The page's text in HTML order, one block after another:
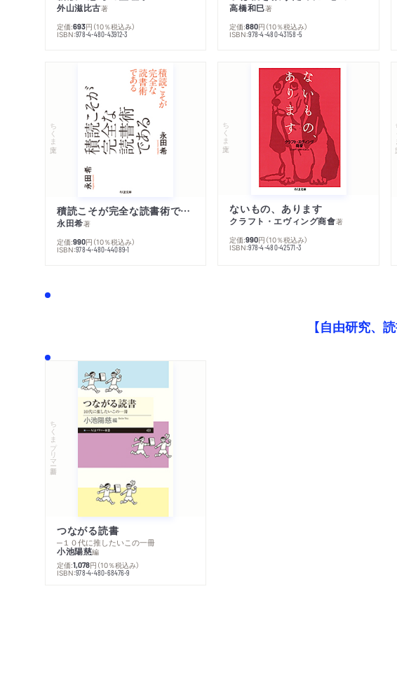
外山滋比古著
定価:693円 （10％税込み）
ISBN:978-4-480-43912-3
高橋和巳著
定価:880円 （10％税込み）
ISBN:978-4-480-43158-5
ちくま文庫
積読こそが完全な読書術である
永田希著
定価:990円 （10％税込み）
ISBN:978-4-480-44089-1
ちくま文庫
ないもの、あります
クラフト・エヴィング商會著
定価:990円 （10％税込み）
ISBN:978-4-480-42571-3
【自由研究、
ちくまプリマー新書
つながる読書
─１０代に推したいこの一冊
小池陽慈編
定価:1,078円 （10％税込み）
ISBN:978-4-480-68476-9